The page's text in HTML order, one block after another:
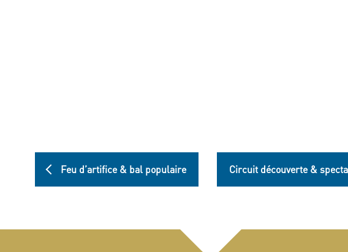
Feu d’artifice & bal populaire Circuit découverte &